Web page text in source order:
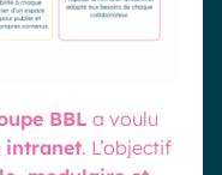
BBL a voulu
intranet. L’objectif